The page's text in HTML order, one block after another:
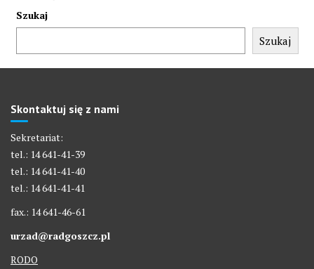
Szukaj
Szukaj
Skontaktuj się z nami
Sekretariat:
tel.: 14 641-41-39
tel.: 14 641-41-40
tel.: 14 641-41-41
fax.: 14 641-46-61
urzad@radgoszcz.pl
RODO